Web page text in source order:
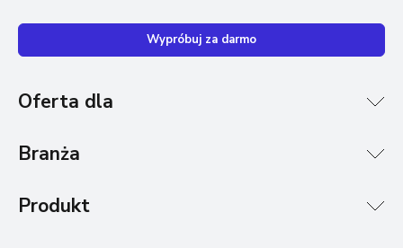
Wypróbuj za darmo
Oferta dla
Branża
Produkt